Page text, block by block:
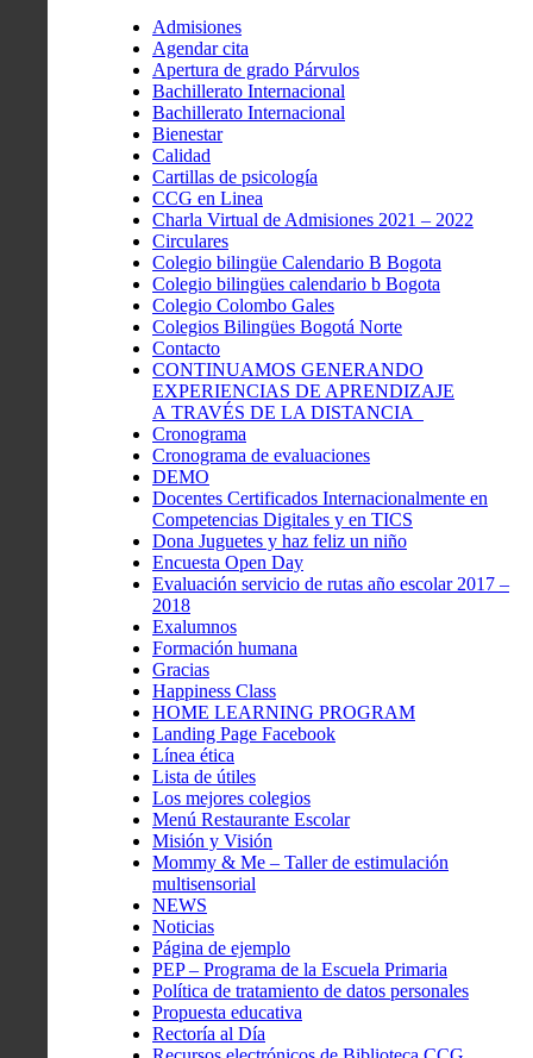
Admisiones
Agendar cita
Apertura de grado Párvulos
Bachillerato Internacional
Bachillerato Internacional
Bienestar
Calidad
Cartillas de psicología
CCG en Linea
Charla Virtual de Admisiones 2021 – 2022
Circulares
Colegio bilingüe Calendario B Bogota
Colegio bilingües calendario b Bogota
Colegio Colombo Gales
Colegios Bilingües Bogotá Norte
Contacto
CONTINUAMOS GENERANDO
EXPERIENCIAS DE APRENDIZAJE
A TRAVÉS DE LA DISTANCIA
Cronograma
Cronograma de evaluaciones
DEMO
Docentes Certificados Internacionalmente en
Competencias Digitales y en TICS
Dona Juguetes y haz feliz un niño
Encuesta Open Day
Evaluación servicio de rutas año escolar 2017 –
2018
Exalumnos
Formación humana
Gracias
Happiness Class
HOME LEARNING PROGRAM
Landing Page Facebook
Línea ética
Lista de útiles
Los mejores colegios
Menú Restaurante Escolar
Misión y Visión
Mommy & Me – Taller de estimulación
multisensorial
NEWS
Noticias
Página de ejemplo
PEP – Programa de la Escuela Primaria
Política de tratamiento de datos personales
Propuesta educativa
Rectoría al Día